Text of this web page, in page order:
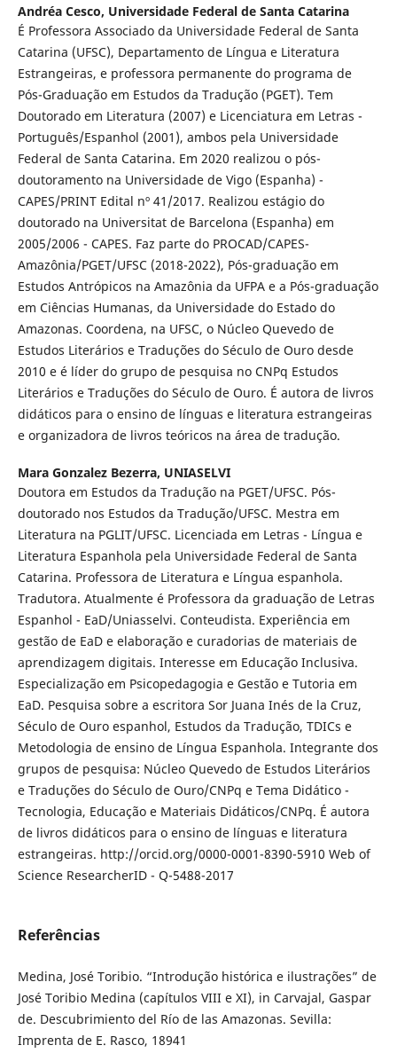
Andréa Cesco, Universidade Federal de Santa Catarina
É Professora Associado da Universidade Federal de Santa
Catarina (UFSC), Departamento de Língua e Literatura
Estrangeiras, e professora permanente do programa de
Pós-Graduação em Estudos da Tradução (PGET). Tem
Doutorado em Literatura (2007) e Licenciatura em Letras -
Português/Espanhol (2001), ambos pela Universidade
Federal de Santa Catarina. Em 2020 realizou o pós-
doutoramento na Universidade de Vigo (Espanha) -
CAPES/PRINT Edital nº 41/2017. Realizou estágio do
doutorado na Universitat de Barcelona (Espanha) em
2005/2006 - CAPES. Faz parte do PROCAD/CAPES-
Amazônia/PGET/UFSC (2018-2022), Pós-graduação em
Estudos Antrópicos na Amazônia da UFPA e a Pós-graduação
em Ciências Humanas, da Universidade do Estado do
Amazonas. Coordena, na UFSC, o Núcleo Quevedo de
Estudos Literários e Traduções do Século de Ouro desde
2010 e é líder do grupo de pesquisa no CNPq Estudos
Literários e Traduções do Século de Ouro. É autora de livros
didáticos para o ensino de línguas e literatura estrangeiras
e organizadora de livros teóricos na área de tradução.
Mara Gonzalez Bezerra, UNIASELVI
Doutora em Estudos da Tradução na PGET/UFSC. Pós-
doutorado nos Estudos da Tradução/UFSC. Mestra em
Literatura na PGLIT/UFSC. Licenciada em Letras - Língua e
Literatura Espanhola pela Universidade Federal de Santa
Catarina. Professora de Literatura e Língua espanhola.
Tradutora. Atualmente é Professora da graduação de Letras
Espanhol - EaD/Uniasselvi. Conteudista. Experiência em
gestão de EaD e elaboração e curadorias de materiais de
aprendizagem digitais. Interesse em Educação Inclusiva.
Especialização em Psicopedagogia e Gestão e Tutoria em
EaD. Pesquisa sobre a escritora Sor Juana Inés de la Cruz,
Século de Ouro espanhol, Estudos da Tradução, TDICs e
Metodologia de ensino de Língua Espanhola. Integrante dos
grupos de pesquisa: Núcleo Quevedo de Estudos Literários
e Traduções do Século de Ouro/CNPq e Tema Didático -
Tecnologia, Educação e Materiais Didáticos/CNPq. É autora
de livros didáticos para o ensino de línguas e literatura
estrangeiras. http://orcid.org/0000-0001-8390-5910 Web of
Science ResearcherID - Q-5488-2017
Referências
Medina, José Toribio. “Introdução histórica e ilustrações” de
José Toribio Medina (capítulos VIII e XI), in Carvajal, Gaspar
de. Descubrimiento del Río de las Amazonas. Sevilla:
Imprenta de E. Rasco, 18941